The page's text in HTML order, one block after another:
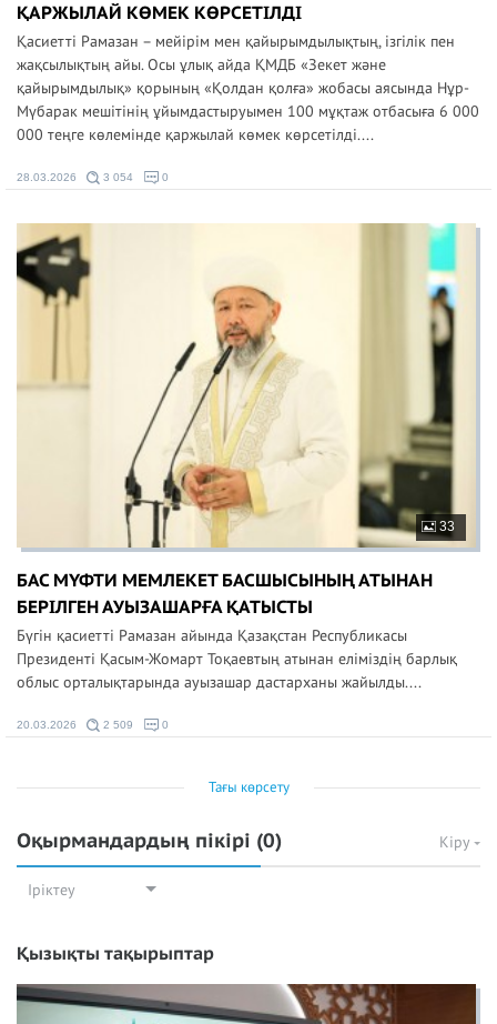
ҚАРЖЫЛАЙ КӨМЕК КӨРСЕТІЛДІ
Қасиетті Рамазан – мейірім мен қайырымдылықтың, ізгілік пен
жақсылықтың айы. Осы ұлық айда ҚМДБ «Зекет және
қайырымдылық» қорының «Қолдан қолға» жобасы аясында Нұр-
Мүбарак мешітінің ұйымдастыруымен 100 мұқтаж отбасыға 6 000
000 теңге көлемінде қаржылай көмек көрсетілді....
28.03.2026 3 054 0
33
БАС МҮФТИ МЕМЛЕКЕТ БАСШЫСЫНЫҢ АТЫНАН
БЕРІЛГЕН АУЫЗАШАРҒА ҚАТЫСТЫ
Бүгін қасиетті Рамазан айында Қазақстан Республикасы
Президенті Қасым-Жомарт Тоқаевтың атынан еліміздің барлық
облыс орталықтарында ауызашар дастарханы жайылды....
20.03.2026 2 509 0
Тағы көрсету
Оқырмандардың пікірі (0) Кіру
Іріктеу
Қызықты тақырыптар